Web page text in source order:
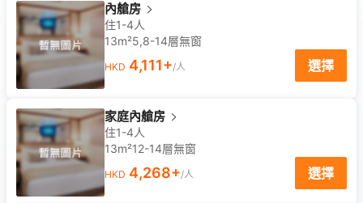
內艙房
住1-4人
13m²5,8-14層無窗
HKD 4,111+/人 選擇
家庭內艙房
住1-4人
13m²12-14層無窗
HKD 4,268+/人 選擇